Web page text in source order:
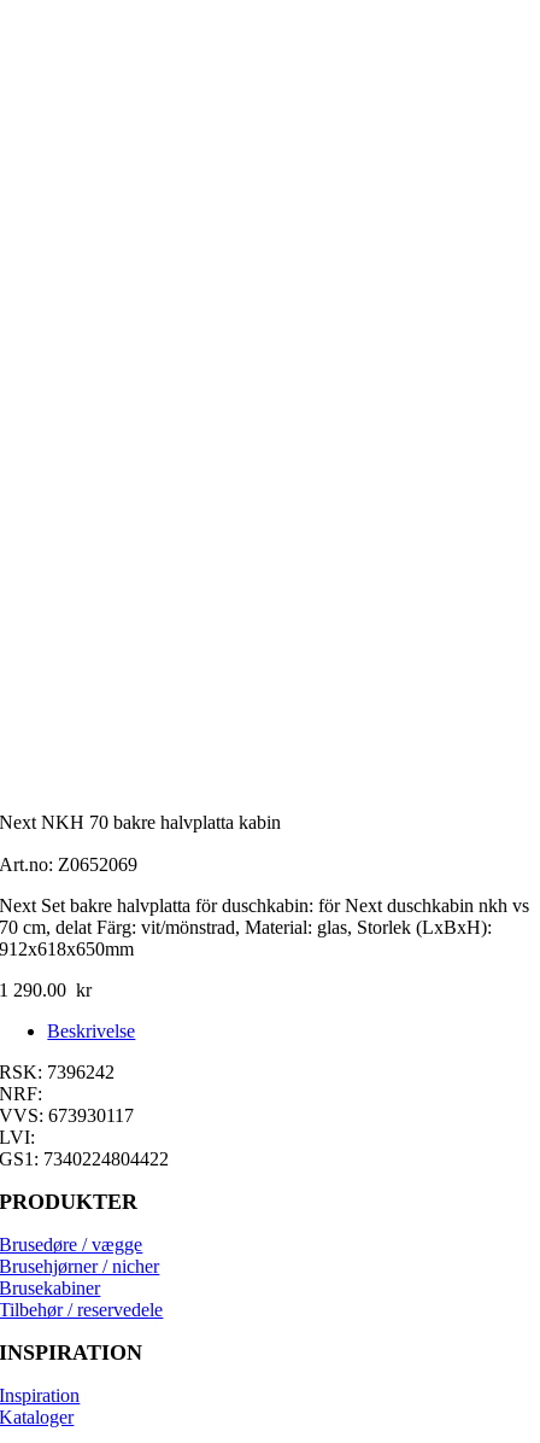
Next NKH 70 bakre halvplatta kabin
Art.no: Z0652069
Next Set bakre halvplatta för duschkabin: för Next duschkabin nkh vs
70 cm, delat Färg: vit/mönstrad, Material: glas, Storlek (LxBxH):
912x618x650mm
1 290.00 kr
Beskrivelse
RSK: 7396242
NRF:
VVS: 673930117
LVI:
GS1: 7340224804422
PRODUKTER
Brusedøre / vægge
Brusehjørner / nicher
Brusekabiner
Tilbehør / reservedele
INSPIRATION
Inspiration
Kataloger